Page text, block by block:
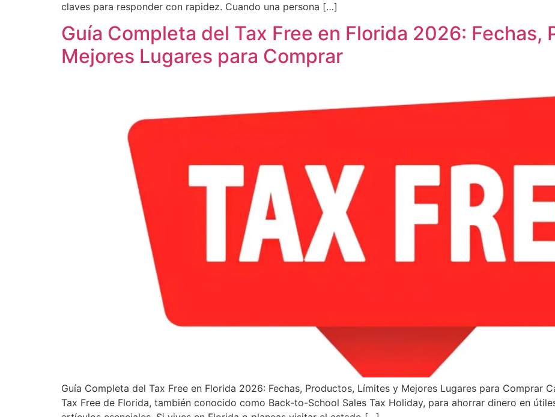
claves para responder con rapidez. Cuando una persona […]
Guía Completa del Tax Free en Florida 2026: Fechas,
Mejores Lugares para Comprar
Guía Completa del Tax Free en Florida 2026: Fechas, Productos, Límites y Mejores Lugares para Comprar
Tax Free de Florida, también conocido como Back-to-School Sales Tax Holiday, para ahorrar dinero en